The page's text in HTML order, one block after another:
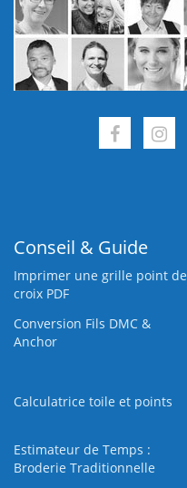
Conseil & Guide
Imprimer une grille point de
croix PDF
Conversion Fils DMC &
Anchor
Calculatrice toile et points
Estimateur de Temps :
Broderie Traditionnelle